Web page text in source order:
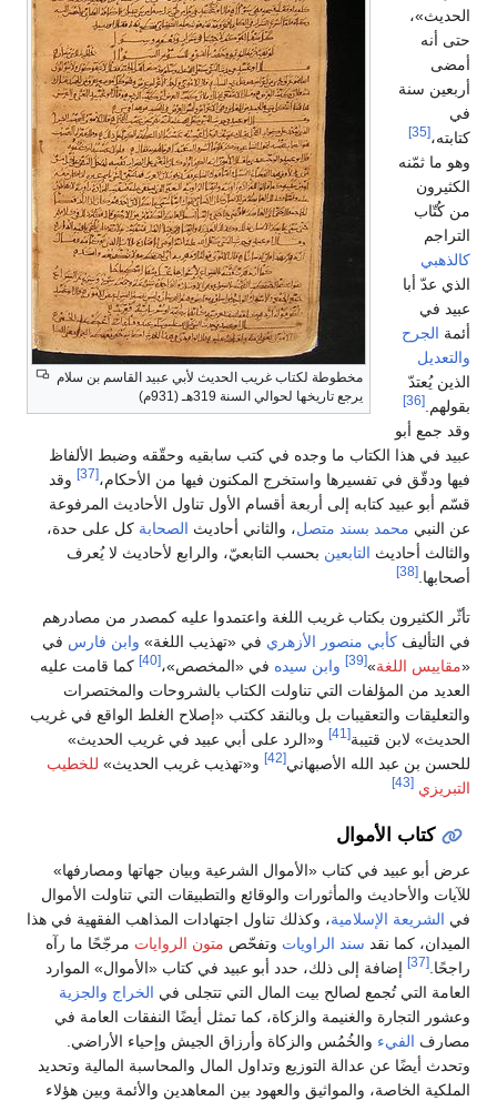
مخطوطة لكتاب غريب الحديث لأبي عبيد القاسم بن سلام
يرجع تاريخها لحوالي السنة 319هـ (931م)
الحديث»،
حتى أنه
أمضى
أربعين سنة
في
كتابته،[35]
وهو ما ثمّنه
الكثيرون
من كُتّاب
التراجم
كالذهبي
الذي عدّ أبا
عبيد في
أئمة الجرح
والتعديل
الذين يُعتدّ
بقولهم. [36]
وقد جمع أبو
عبيد في هذا الكتاب ما وجده في كتب سابقيه وحقّقه وضبط الألفاظ
فيها ودقّق في تفسيرها واستخرج المكنون فيها من الأحكام،[37]
وقد
قسّم أبو عبيد كتابه إلى أربعة أقسام الأول تناول الأحاديث المرفوعة
عن النبي محمد بسند متصل، والثاني أحاديث الصحابة كل على حدة،
والثالث أحاديث التابعين بحسب التابعيّ، والرابع لأحاديث لا يُعرف
أصحابها. [38]
تأثّر الكثيرون بكتاب غريب اللغة واعتمدوا عليه كمصدر من مصادرهم
في التأليف كأبي منصور الأزهري في «تهذيب اللغة» وابن فارس في
«مقاييس اللغة»
[39] وابن سيده في «المخصص»،[40]
كما قامت عليه
العديد من المؤلفات التي تناولت الكتاب بالشروحات والمختصرات
والتعليقات والتعقيبات بل وبالنقد ككتب «إصلاح الغلط الواقع في غريب
الحديث» لابن قتيبة[41]
و«الرد على أبي عبيد في غريب الحديث»
للحسن بن عبد الله الأصبهاني[42] و«تهذيب غريب الحديث» للخطيب
التبريزي [43]
كتاب الأموال
عرض أبو عبيد في كتاب «الأموال الشرعية وبيان جهاتها ومصارفها»
للآيات والأحاديث والمأثورات والوقائع والتطبيقات التي تناولت الأموال
في الشريعة الإسلامية، وكذلك تناول اجتهادات المذاهب الفقهية في هذا
الميدان، كما نقد سند الراويات وتفحّص متون الروايات مرجّحًا ما رآه
راجحًا.[37]
إضافة إلى ذلك، حدد أبو عبيد في كتاب «الأموال» الموارد
العامة التي تُجمع لصالح بيت المال التي تتجلى في الخراج والجزية
وعشور التجارة والغنيمة والزكاة، كما تمثل أيضًا النفقات العامة في
مصارف الفيء والخُمُس والزكاة وأرزاق الجيش وإحياء الأراضي.
وتحدث أيضًا عن عدالة التوزيع وتداول المال والمحاسبة المالية وتحديد
الملكية الخاصة، والمواثيق والعهود بين المعاهدين والأئمة وبين هؤلاء